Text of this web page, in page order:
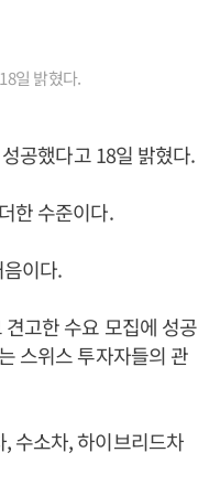
일 밝혔다.
공했다고 18일 밝혔다.
한 수준이다.
이다.
고한 수요 모집에 성공
스위스 투자자들의 관
수소차, 하이브리드차